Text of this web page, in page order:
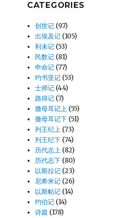
CATEGORIES
创世记 (97)
出埃及记 (105)
利未记 (53)
民数记 (81)
申命记 (77)
约书亚记 (53)
士师记 (44)
路得记 (7)
撒母耳记上 (55)
撒母耳记下 (51)
列王纪上 (73)
列王纪下 (74)
历代志上 (82)
历代志下 (80)
以斯拉记 (23)
尼希米记 (26)
以斯帖记 (14)
约伯记 (14)
诗篇 (178)